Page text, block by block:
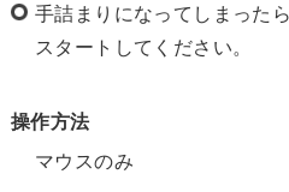
手詰まりになってしまった
スタートしてください。
操作方法
マウスのみ